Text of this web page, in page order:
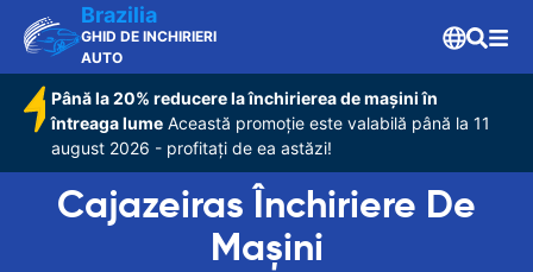
Brazilia
GHID DE INCHIRIERI
AUTO
Până la 20% reducere la închirierea de mașini în
întreaga lume Această promoție este valabilă până la 11
august 2026 - profitați de ea astăzi!
Cajazeiras Închiriere De
Maşini